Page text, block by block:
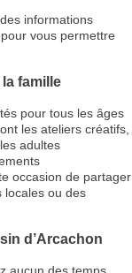
informations
vous permettre
famille
pour tous les âges
les ateliers créatifs,
adultes
occasion de partager
locales ou des
d’Arcachon
aucun des temps